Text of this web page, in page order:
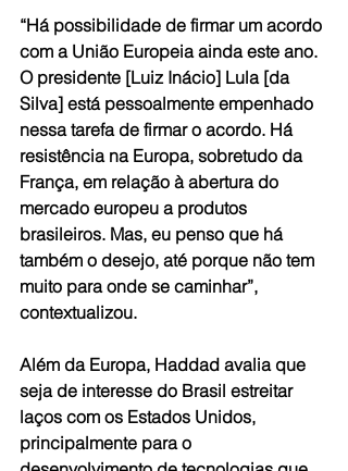
“Há possibilidade de firmar um acordo
com a União Europeia ainda este ano.
O presidente [Luiz Inácio] Lula [da
Silva] está pessoalmente empenhado
nessa tarefa de firmar o acordo. Há
resistência na Europa, sobretudo da
França, em relação à abertura do
mercado europeu a produtos
brasileiros. Mas, eu penso que há
também o desejo, até porque não tem
muito para onde se caminhar”,
contextualizou.
Além da Europa, Haddad avalia que
seja de interesse do Brasil estreitar
laços com os Estados Unidos,
principalmente para o